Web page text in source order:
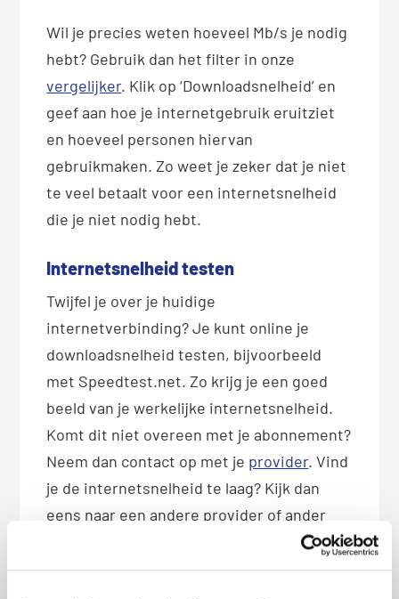
Wil je precies weten hoeveel Mb/s je nodig
hebt? Gebruik dan het filter in onze
vergelijker. Klik op ‘Downloadsnelheid’ en
geef aan hoe je internetgebruik eruitziet
en hoeveel personen hiervan
gebruikmaken. Zo weet je zeker dat je niet
te veel betaalt voor een internetsnelheid
die je niet nodig hebt.
Internetsnelheid testen
Twijfel je over je huidige
internetverbinding? Je kunt online je
downloadsnelheid testen, bijvoorbeeld
met Speedtest.net. Zo krijg je een goed
beeld van je werkelijke internetsnelheid.
Komt dit niet overeen met je abonnement?
Neem dan contact op met je provider. Vind
je de internetsnelheid te laag? Kijk dan
eens naar een andere provider of ander
internetabonnement met een hogere
internetsnelheid.